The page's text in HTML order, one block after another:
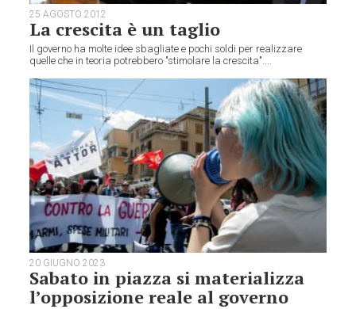
25 AGOSTO 2012
La crescita è un taglio
Il governo ha molte idee sbagliate e pochi soldi per realizzare
quelle che in teoria potrebbero "stimolare la crescita"....
20 GIUGNO 2023
Sabato in piazza si materializza
l’opposizione reale al governo